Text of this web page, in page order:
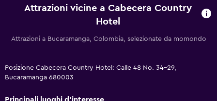
Attrazioni vicine a Cabecera Country
Hotel
Attrazioni a Bucaramanga, Colombia, selezionate da momondo
Posizione Cabecera Country Hotel: Calle 48 No. 34-29,
Bucaramanga 680003
Principali luoghi d'interesse